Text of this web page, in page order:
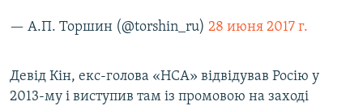
— А.П. Торшин (@torshin_ru) 28 июня 2017 г.
Девід Кін, екс-голова «НСА» відвідував Росію у
2013-му і виступив там із промовою на заході